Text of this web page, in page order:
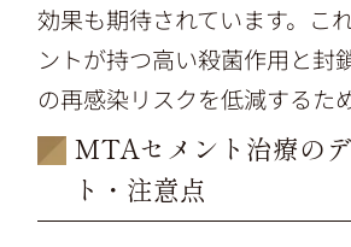
効果も期待されています。こ
ントが持つ高い殺菌作用と封
の再感染リスクを低減するた
MTAセメント治療のデ
ト・注意点